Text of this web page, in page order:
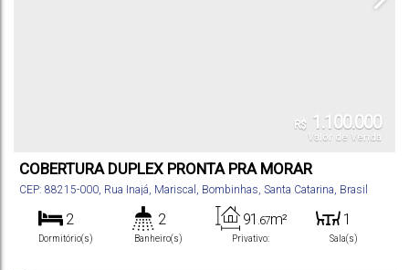
R$ 1.100.000
Valor de Venda
COBERTURA DUPLEX PRONTA PRA MORAR
CEP: 88215-000, Rua Inajá, Mariscal , Bombinhas, Santa Catarina, Brasil
2
Dormitório(s)
2
Banheiro(s) Privativo:
91 .67m² 1
Sala(s)